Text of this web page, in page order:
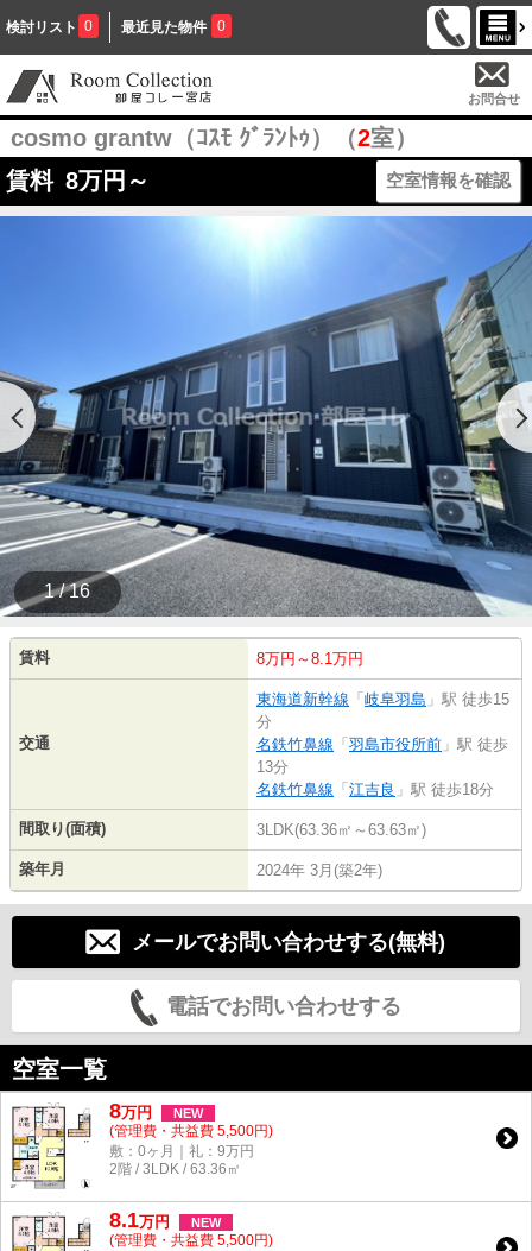
検討リスト 0 最近見た物件 0
お問合せ
cosmo grantw（ｺｽﾓ ｸﾞﾗﾝﾄｩ）（2室）
賃料 8万円～ 空室情報を確認
1 / 16
賃料 8万円～8.1万円
交通
東海道新幹線 「 岐阜羽島 」駅 徒歩15
分
名鉄竹鼻線 「 羽島市役所前 」駅 徒歩
13分
名鉄竹鼻線 「 江吉良 」駅 徒歩18分
間取り(面積) 3LDK(63.36㎡～63.63㎡)
築年月 2024年 3月(築2年)
メールでお問い合わせする(無料)
電話でお問い合わせする
空室一覧
8万円 NEW
(管理費・共益費 5,500円)
敷：0ヶ月｜礼：9万円
2階 / 3LDK / 63.36㎡
8.1万円 NEW
(管理費・共益費 5,500円)